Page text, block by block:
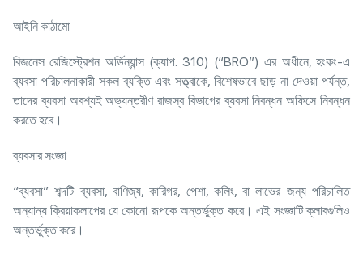
আইনি কাঠামো
বিজনেস রেজিস্ট্রেশন অর্ডিন্যান্স (ক্যাপ. 310) (“BRO”) এর অধীনে, হংকং-এ
ব্যবসা পরিচালনাকারী সকল ব্যক্তি এবং সত্ত্বাকে, বিশেষভাবে ছাড় না দেওয়া পর্যন্ত,
তাদের ব্যবসা অবশ্যই অভ্যন্তরীণ রাজস্ব বিভাগের ব্যবসা নিবন্ধন অফিসে নিবন্ধন
করতে হবে।
ব্যবসার সংজ্ঞা
“ব্যবসা” শব্দটি ব্যবসা, বাণিজ্য, কারিগর, পেশা, কলিং, বা লাভের জন্য পরিচালিত
অন্যান্য ক্রিয়াকলাপের যে কোনো রূপকে অন্তর্ভুক্ত করে। এই সংজ্ঞাটি ক্লাবগুলিও
অন্তর্ভুক্ত করে।